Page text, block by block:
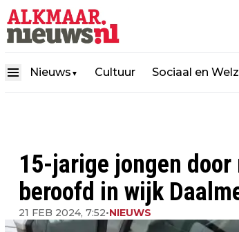
Nieuws ▼ Cultuur Sociaal en
15-jarige jongen
beroofd in wijk
21 FEB 2024, 7:52•NIEUWS